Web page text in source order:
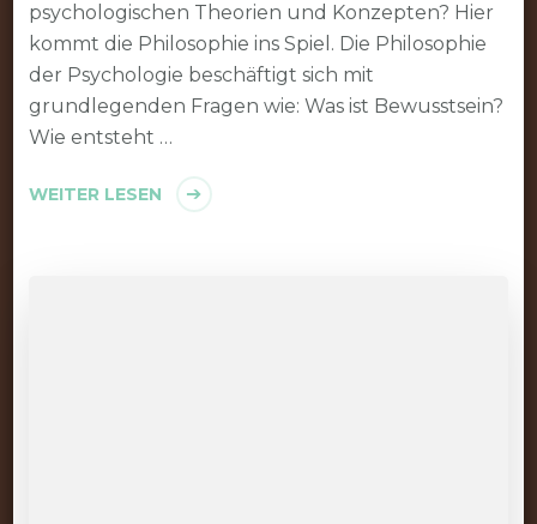
psychologischen Theorien und Konzepten? Hier
kommt die Philosophie ins Spiel. Die Philosophie
der Psychologie beschäftigt sich mit
grundlegenden Fragen wie: Was ist Bewusstsein?
Wie entsteht …
WEITER LESEN